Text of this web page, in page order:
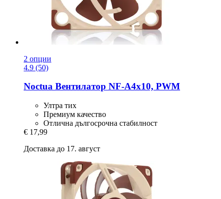
2 опции
4.9 (50)
Noctua Вентилатор NF-​A4x10, PWM
Ултра тих
Премиум качество
Отлична дългосрочна стабилност
€ 17,99
Доставка до 17. август